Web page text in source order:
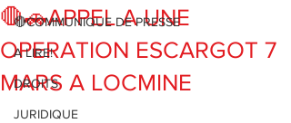
🔴COMMUNIQUE DE PRESSE
A LIRE!
DROITS
JURIDIQUE
🛑🚗APPEL A UNE
OPERATION ESCARGOT 7
MARS A LOCMINE